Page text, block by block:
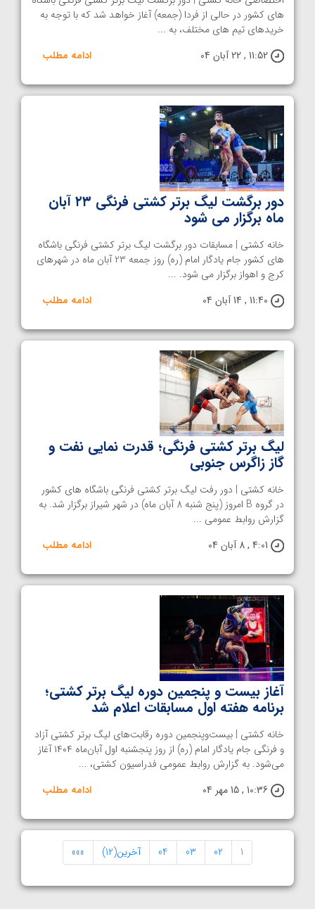
های کشور در حالی از فردا (جمعه) آغاز خواهد شد که با توجه به
خریدهای تیم های مختلف، به ...
11:52 , 22 آبان 04
ادامه مطلب
دور برگشت لیگ برتر کشتی فرنگی ۲۳ آبان
ماه برگزار می شود
خانه کشتی | مسابقات دور برگشت لیگ برتر کشتی فرنگی باشگاه
های کشور جام یادگار امام (ره) روز جمعه 23 آبان ماه در شهرهای
کرج و اهواز برگزار می شود. ...
11:40 , 14 آبان 04
ادامه مطلب
لیگ برتر کشتی فرنگی؛ قدرت نمایی نفت و
گاز زاگرس جنوبی
خانه کشتی | دور رفت لیگ برتر کشتی فرنگی باشگاه های کشور
در گروه B امروز (پنج شنبه 8 آبان ماه) در شهر شیراز برگزار شد. به
گزارش روابط عمومی ...
4:01 , 8 آبان 04
ادامه مطلب
آغاز بیست‌ و‌ پنجمین دوره لیگ برتر کشتی؛
برنامه هفته اول مسابقات اعلام شد
خانه کشتی | بیست‌و‌پنجمین دوره رقابت‌های لیگ برتر کشتی آزاد
و فرنگی جام یادگار امام (ره) از روز پنجشنبه اول آبان‌ماه ۱۴۰۴ آغاز
می‌شود. به گزارش روابط عمومی فدراسیون کشتی، ...
10:36 , 15 مهر 04
ادامه مطلب
1
02
03
04 آخرین(12) »»»